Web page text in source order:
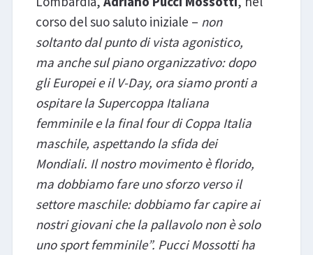
corso del suo saluto iniziale – non
soltanto dal punto di vista agonistico,
ma anche sul piano organizzativo: dopo
gli Europei e il V-Day, ora siamo pronti a
ospitare la Supercoppa Italiana
femminile e la final four di Coppa Italia
maschile, aspettando la sfida dei
Mondiali. Il nostro movimento è florido,
ma dobbiamo fare uno sforzo verso il
settore maschile: dobbiamo far capire ai
nostri giovani che la pallavolo non è solo
uno sport femminile”. Pucci Mossotti ha